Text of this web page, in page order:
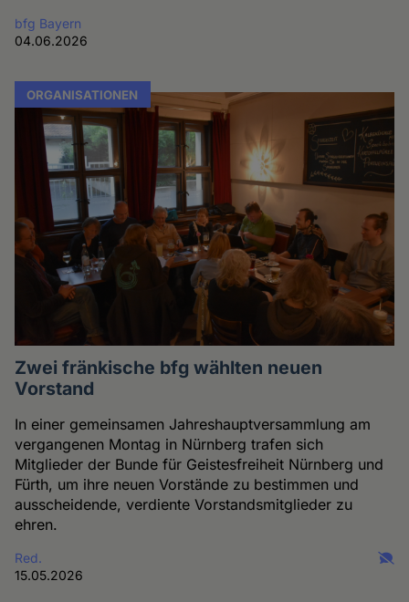
bfg Bayern
04.06.2026
ORGANISATIONEN
Zwei fränkische bfg wählten neuen
Vorstand
In einer gemeinsamen Jahreshauptversammlung am
vergangenen Montag in Nürnberg trafen sich
Mitglieder der Bunde für Geistesfreiheit Nürnberg und
Fürth, um ihre neuen Vorstände zu bestimmen und
ausscheidende, verdiente Vorstandsmitglieder zu
ehren.
Red.
15.05.2026